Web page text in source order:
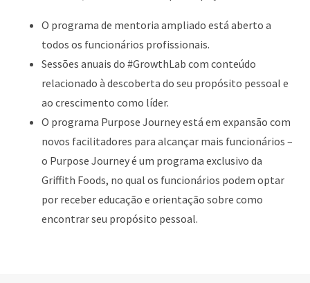
O programa de mentoria ampliado está aberto a
todos os funcionários profissionais.
Sessões anuais do #GrowthLab com conteúdo
relacionado à descoberta do seu propósito pessoal e
ao crescimento como líder.
O programa Purpose Journey está em expansão com
novos facilitadores para alcançar mais funcionários –
o Purpose Journey é um programa exclusivo da
Griffith Foods, no qual os funcionários podem optar
por receber educação e orientação sobre como
encontrar seu propósito pessoal.